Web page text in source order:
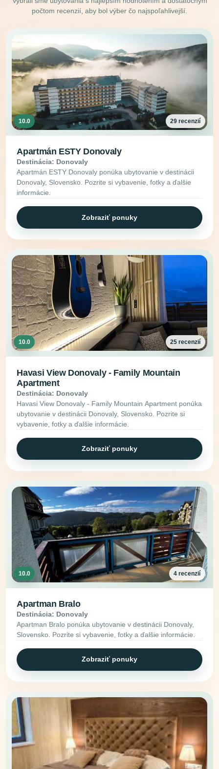
počtom recenzií, aby bol výber čo najspoľahlivejší.
10.0 29 recenzií
Apartmán ESTY Donovaly
Destinácia: Donovaly
Apartmán ESTY Donovaly ponúka ubytovanie v destinácii
Donovaly, Slovensko. Pozrite si vybavenie, fotky a ďalšie
informácie.
Zobraziť ponuky
10.0 25 recenzií
Havasi View Donovaly - Family Mountain
Apartment
Destinácia: Donovaly
Havasi View Donovaly - Family Mountain Apartment ponúka
ubytovanie v destinácii Donovaly, Slovensko. Pozrite si
vybavenie, fotky a ďalšie informácie.
Zobraziť ponuky
10.0 4 recenzií
Apartman Bralo
Destinácia: Donovaly
Apartman Bralo ponúka ubytovanie v destinácii Donovaly,
Slovensko. Pozrite si vybavenie, fotky a ďalšie informácie.
Zobraziť ponuky